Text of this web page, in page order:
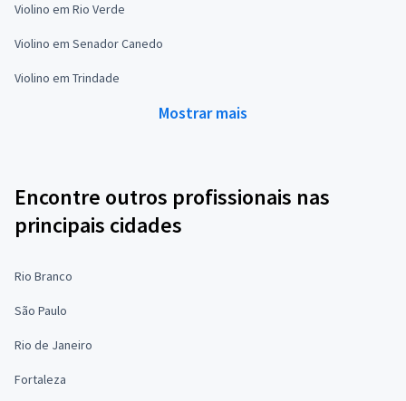
Violino em Rio Verde
Violino em Senador Canedo
Violino em Trindade
Mostrar mais
Encontre outros profissionais nas
principais cidades
Rio Branco
São Paulo
Rio de Janeiro
Fortaleza